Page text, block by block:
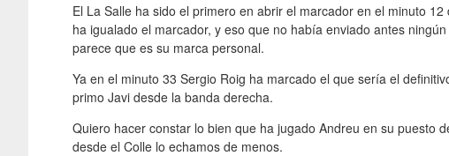
El La Salle ha sido el primero en abrir el marcador en el minuto
ha igualado el marcador, y eso que no había enviado antes
parece que es su marca personal.
Ya en el minuto 33 Sergio Roig ha marcado el que sería el
primo Javi desde la banda derecha.
Quiero hacer constar lo bien que ha jugado Andreu en su puesto
desde el Colle lo echamos de menos.